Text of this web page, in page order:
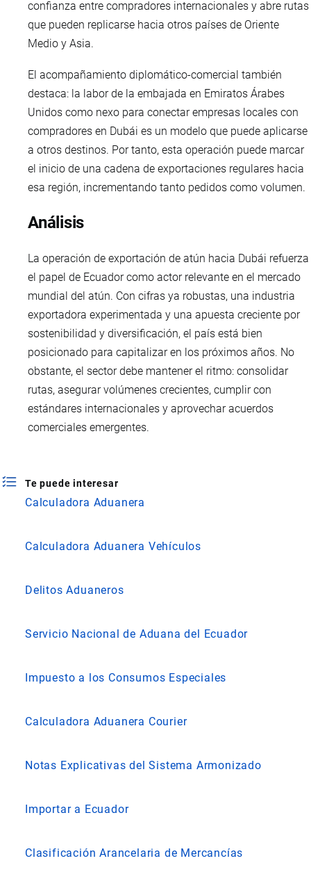
confianza entre compradores internacionales y abre rutas
que pueden replicarse hacia otros países de Oriente
Medio y Asia.
El acompañamiento diplomático-comercial también
destaca: la labor de la embajada en Emiratos Árabes
Unidos como nexo para conectar empresas locales con
compradores en Dubái es un modelo que puede aplicarse
a otros destinos. Por tanto, esta operación puede marcar
el inicio de una cadena de exportaciones regulares hacia
esa región, incrementando tanto pedidos como volumen.
Análisis
La operación de exportación de atún hacia Dubái refuerza
el papel de Ecuador como actor relevante en el mercado
mundial del atún. Con cifras ya robustas, una industria
exportadora experimentada y una apuesta creciente por
sostenibilidad y diversificación, el país está bien
posicionado para capitalizar en los próximos años. No
obstante, el sector debe mantener el ritmo: consolidar
rutas, asegurar volúmenes crecientes, cumplir con
estándares internacionales y aprovechar acuerdos
comerciales emergentes.
Te puede interesar
Calculadora Aduanera
Calculadora Aduanera Vehículos
Delitos Aduaneros
Servicio Nacional de Aduana del Ecuador
Impuesto a los Consumos Especiales
Calculadora Aduanera Courier
Notas Explicativas del Sistema Armonizado
Importar a Ecuador
Clasificación Arancelaria de Mercancías